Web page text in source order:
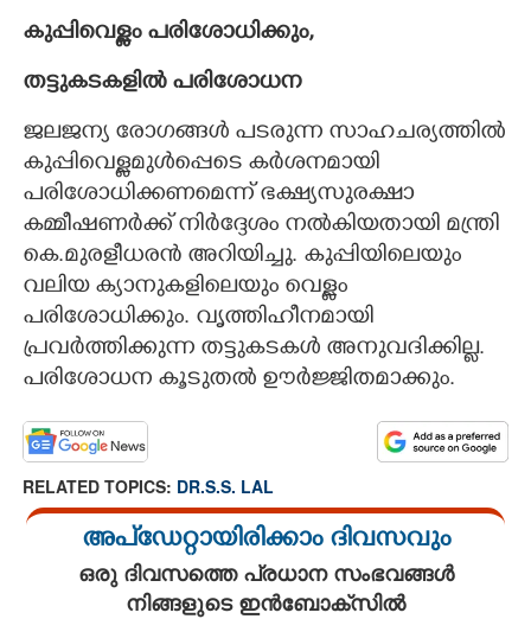
കുപ്പിവെള്ളം പരിശോധിക്കും,
തട്ടുകടകളിൽ പരിശോധന
ജലജന്യ രോഗങ്ങൾ പടരുന്ന സാഹചര്യത്തിൽ
കുപ്പിവെള്ളമുൾപ്പെടെ കർശനമായി
പരിശോധിക്കണമെന്ന് ഭക്ഷ്യസുരക്ഷാ
കമ്മീഷണർക്ക് നിർദ്ദേശം നൽകിയതായി മന്ത്രി
കെ.മുരളീധരൻ അറിയിച്ചു. കുപ്പിയിലെയും
വലിയ ക്യാനുകളിലെയും വെള്ളം
പരിശോധിക്കും. വൃത്തിഹീനമായി
പ്രവർത്തിക്കുന്ന തട്ടുകടകൾ അനുവദിക്കില്ല.
പരിശോധന കൂടുതൽ ഊർജ്ജിതമാക്കും.
RELATED TOPICS: DR.S.S. LAL
അപ്ഡേറ്റായിരിക്കാം ദിവസവും
ഒരു ദിവസത്തെ പ്രധാന സംഭവങ്ങൾ
നിങ്ങളുടെ ഇൻബോക്സിൽ